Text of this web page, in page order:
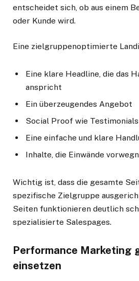
entscheidet sich, ob aus einem
oder Kunde wird.
Eine zielgruppenoptimierte
Eine klare Headline, die das
anspricht
Ein überzeugendes Angebot
Social Proof wie
Eine einfache und klare
Inhalte, die Einwände
Wichtig ist, dass die gesamte
spezifische Zielgruppe
Seiten funktionieren deutlich
spezialisierte Salespages.
Performance Marketing
einsetzen